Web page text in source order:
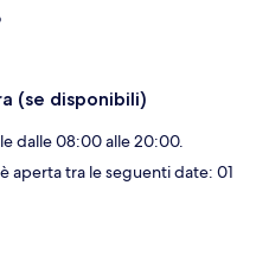
(se disponibili)
dalle 08:00 alle 20:00.
aperta tra le seguenti date: 01